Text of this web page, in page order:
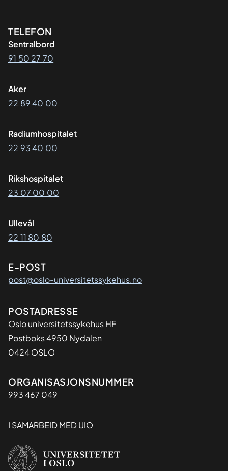
Kontaktinformasjon
TELEFON
Sentralbord
91 50 27 70
Aker
22 89 40 00
Radiumhospitalet
22 93 40 00
Rikshospitalet
23 07 00 00
Ullevål
22 11 80 80
E-POST
post@oslo-universitetssykehus.no
Adresse
POSTADRESSE
Oslo universitetssykehus HF
Postboks 4950 Nydalen
0424 OSLO
Organisasjon
ORGANISASJONSNUMMER
993 467 049
I SAMARBEID MED UIO